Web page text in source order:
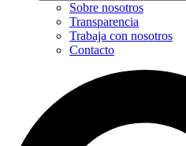
Sobre nosotros
Transparencia
Trabaja con nosotros
Contacto